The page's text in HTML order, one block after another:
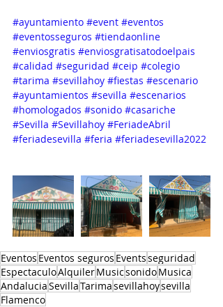
#ayuntamiento #event #eventos
#eventosseguros #tiendaonline
#enviosgratis #enviosgratisatodoelpais
#calidad #seguridad #ceip #colegio
#tarima #sevillahoy #fiestas #escenario
#ayuntamientos #sevilla #escenarios
#homologados #sonido #casariche
#Sevilla #Sevillahoy #FeriadeAbril
#feriadesevilla #feria #feriadesevilla2022
Eventos Eventos seguros Eventsseguridad
EspectaculoAlquilerMusicsonidoMusica
AndaluciaSevillaTarimasevillahoysevilla
Flamenco